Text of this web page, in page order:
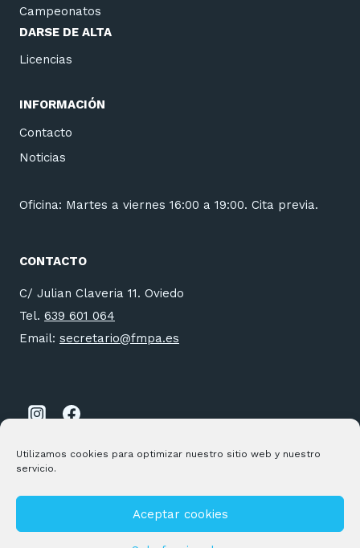
Utilizamos cookies para optimizar nuestro sitio web y nuestro
servicio.
Aceptar cookies
Campeonatos
DARSE DE ALTA
Licencias
INFORMACIÓN
Contacto
Noticias
Oficina: Martes a viernes 16:00 a 19:00. Cita previa.
CONTACTO
C/ Julian Claveria 11. Oviedo
Tel. 639 601 064
Email: secretario@fmpa.es
© 2026 FMPA Desarrollado por